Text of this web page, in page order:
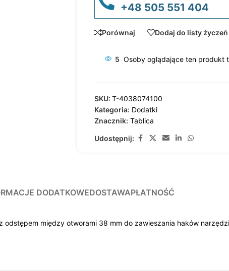
+48 505 551 404
Porównaj Dodaj do listy życzeń
5 Osoby oglądające ten produkt
SKU: T-4038074100
Kategoria: Dodatki
Znacznik: Tablica
Udostępnij:
DODATKOWEDOSTAWAPŁATNOŚĆ
między otworami 38 mm do zawieszania haków